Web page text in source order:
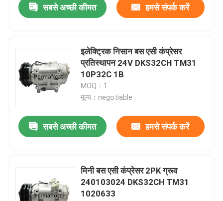
सबसे अच्छी कीमत हमसे संपर्क करें
इलेक्ट्रिक निसान बस एसी कंप्रेसर
प्रतिस्थापन 24V DKS32CH TM31
10P32C 1B
MOQ：1
मूल्य：negotiable
सबसे अच्छी कीमत हमसे संपर्क करें
मिनी बस एसी कंप्रेसर 2PK ग्रूव
240103024 DKS32CH TM31
1020633